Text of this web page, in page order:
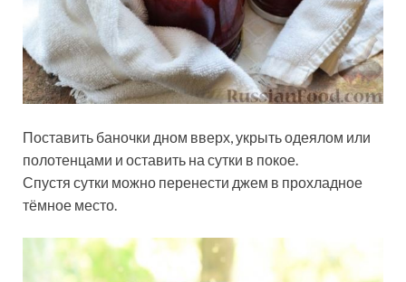
Поставить баночки дном вверх, укрыть одеялом или
полотенцами и оставить на сутки в покое.
Спустя сутки можно перенести джем в прохладное
тёмное место.